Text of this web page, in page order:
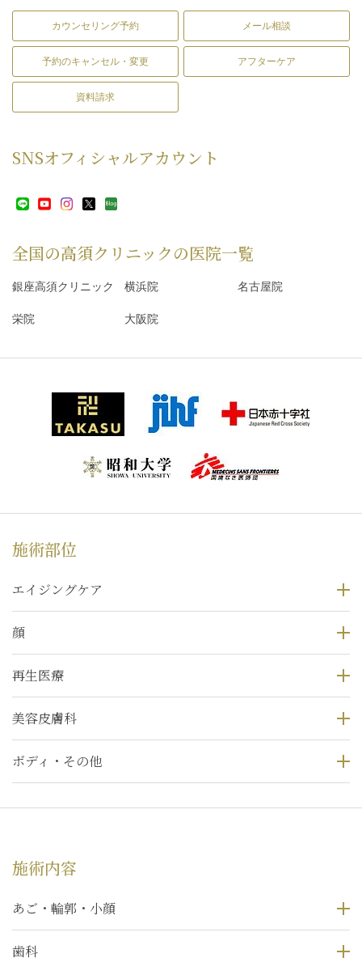
カウンセリング予約 メール相談
予約のキャンセル・変更 アフターケア
資料請求
SNSオフィシャルアカウント
全国の高須クリニックの医院一覧
銀座高須クリニック 横浜院 名古屋院
栄院 大阪院
施術部位
エイジングケア
顔
再生医療
美容皮膚科
ボディ・その他
施術内容
あご・輪郭・小顔
歯科